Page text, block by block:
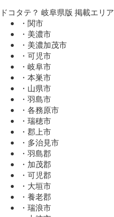
ドコタテ？ 岐阜県版 掲載エリア
・関市
・美濃市
・美濃加茂市
・可児市
・岐阜市
・本巣市
・山県市
・羽島市
・各務原市
・瑞穂市
・郡上市
・多治見市
・羽島郡
・加茂郡
・可児郡
・大垣市
・養老郡
・瑞浪市